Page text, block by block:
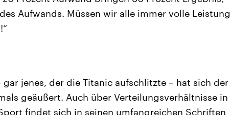
Aufwands. Müssen wir alle immer volle Leistung
jenes, der die Titanic aufschlitzte – hat sich der
geäußert. Auch über Verteilungsverhältnisse in
findet sich in seinen umfangreichen Schriften